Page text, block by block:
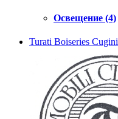
Освещение (4)
Turati Boiseries Cugini